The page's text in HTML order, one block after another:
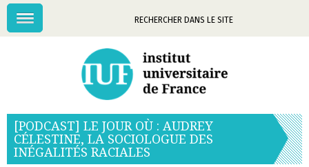
Mots-
Menu
[PODCAST] LE JOUR OÙ : AUDREY
CÉLESTINE, LA SOCIOLOGUE DES
INÉGALITÉS RACIALES